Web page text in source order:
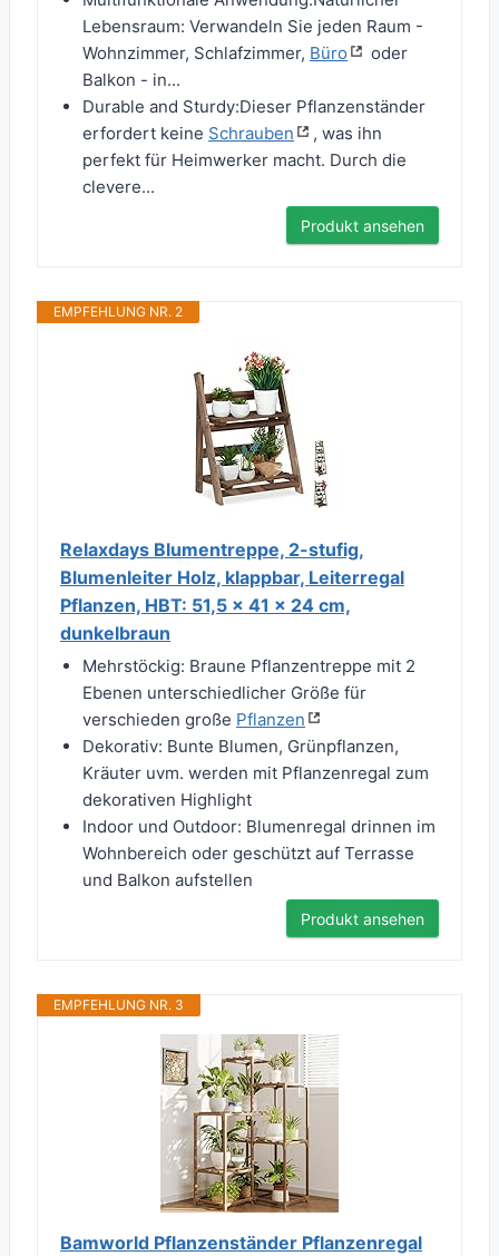
Lebensraum: Verwandeln Sie jeden Raum -
Wohnzimmer, Schlafzimmer, Büro
oder
Balkon - in...
Durable and Sturdy:Dieser Pflanzenständer
erfordert keine Schrauben
, was ihn
perfekt für Heimwerker macht. Durch die
clevere...
Produkt ansehen
EMPFEHLUNG NR. 2
Relaxdays Blumentreppe, 2-stufig,
Blumenleiter Holz, klappbar, Leiterregal
Pflanzen, HBT: 51,5 x 41 x 24 cm,
dunkelbraun
Mehrstöckig: Braune Pflanzentreppe mit 2
Ebenen unterschiedlicher Größe für
verschieden große Pflanzen
Dekorativ: Bunte Blumen, Grünpflanzen,
Kräuter uvm. werden mit Pflanzenregal zum
dekorativen Highlight
Indoor und Outdoor: Blumenregal drinnen im
Wohnbereich oder geschützt auf Terrasse
und Balkon aufstellen
Produkt ansehen
EMPFEHLUNG NR. 3
Bamworld Pflanzenständer Pflanzenregal